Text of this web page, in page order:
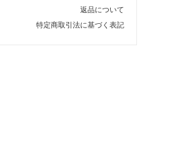
返品について
特定商取引法に基づく表記